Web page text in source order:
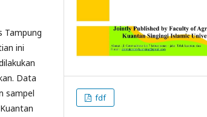
Tampung
ini
Data
sampel
fdf